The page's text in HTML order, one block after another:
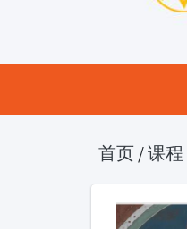
首页 /课程